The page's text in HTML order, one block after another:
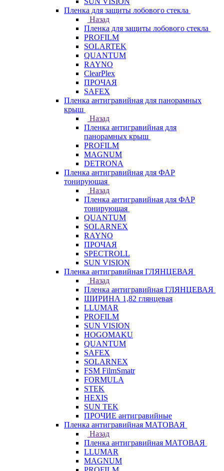
Пленка для защиты лобового стекла
Назад
Пленка для защиты лобового стекла
PROFILM
SOLARTEK
QUANTUM
RAYNO
ClearPlex
ПРОЧАЯ
SAFEX
Пленка антигравийная для панорамных
крыш
Назад
Пленка антигравийная для
панорамных крыш
PROFILM
MAGNUM
DETRONA
Пленка антигравийная для ФАР
тонирующая
Назад
Пленка антигравийная для ФАР
тонирующая
QUANTUM
SOLARNEX
RAYNO
ПРОЧАЯ
SPECTROLL
SUN VISION
Пленка антигравийная ГЛЯНЦЕВАЯ
Назад
Пленка антигравийная ГЛЯНЦЕВАЯ
ШИРИНА 1,82 глянцевая
LLUMAR
PROFILM
SUN VISION
HOGOMAKU
QUANTUM
SAFEX
SOLARNEX
FSM FilmSmatr
FORMULA
STEK
HEXIS
SUN TEK
ПРОЧИЕ антигравийные
Пленка антигравийная МАТОВАЯ
Назад
Пленка антигравийная МАТОВАЯ
LLUMAR
MAGNUM